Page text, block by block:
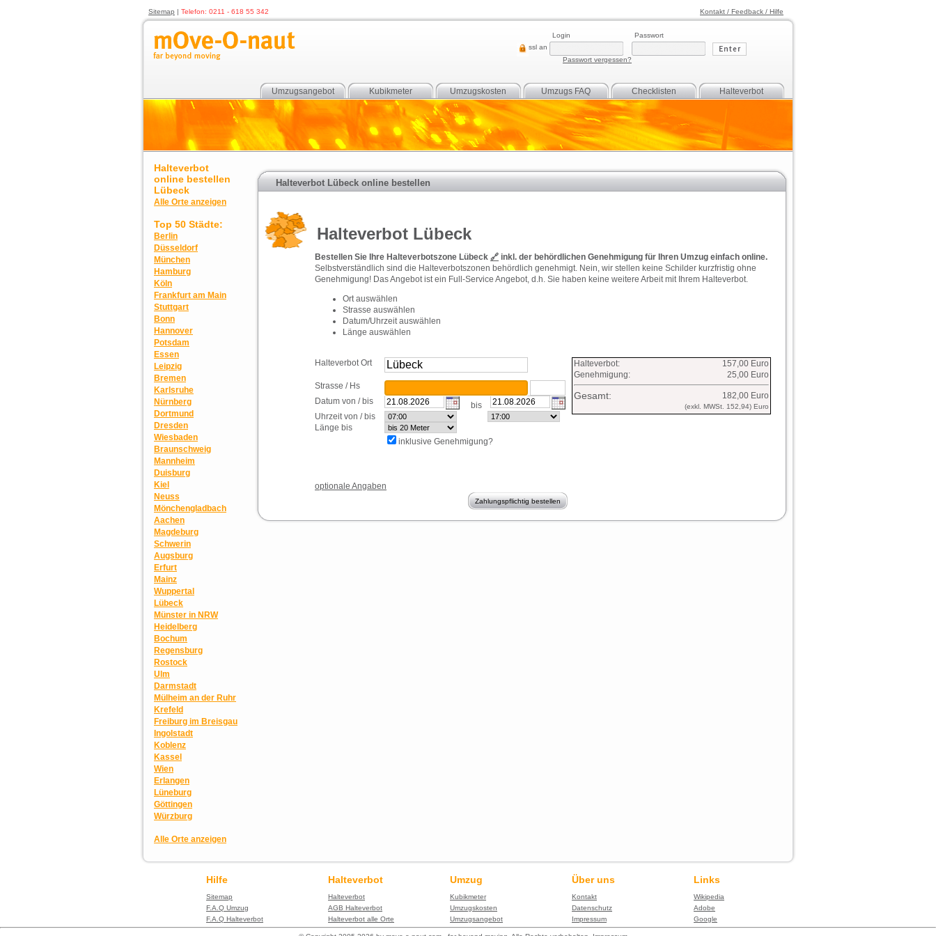
Sitemap | Telefon: 0211 - 618 55 342 Kontakt / Feedback / Hilfe
ssl an
Login Passwort
Passwort vergessen?
Halteverbot
Checklisten
Umzugs FAQ
Umzugskosten
Kubikmeter
Umzugsangebot
Halteverbot
online bestellen
Lübeck
Alle Orte anzeigen
Top 50 Städte:
Berlin
Düsseldorf
München
Hamburg
Köln
Frankfurt am Main
Stuttgart
Bonn
Hannover
Potsdam
Essen
Leipzig
Bremen
Karlsruhe
Nürnberg
Dortmund
Dresden
Wiesbaden
Braunschweig
Mannheim
Duisburg
Kiel
Neuss
Mönchengladbach
Aachen
Magdeburg
Schwerin
Augsburg
Erfurt
Mainz
Wuppertal
Lübeck
Münster in NRW
Heidelberg
Bochum
Regensburg
Rostock
Ulm
Darmstadt
Mülheim an der Ruhr
Krefeld
Freiburg im Breisgau
Ingolstadt
Koblenz
Kassel
Wien
Erlangen
Lüneburg
Göttingen
Würzburg
Alle Orte anzeigen
Halteverbot Lübeck online bestellen
Halteverbot Lübeck
Bestellen Sie Ihre Halteverbotszone Lübeck 🔗 inkl. der behördlichen Genehmigung für Ihren Umzug einfach online.
Selbstverständlich sind die Halteverbotszonen behördlich genehmigt. Nein, wir stellen keine Schilder kurzfristig ohne
Genehmigung! Das Angebot ist ein Full-Service Angebot, d.h. Sie haben keine weitere Arbeit mit Ihrem Halteverbot.
Ort auswählen
Strasse auswählen
Datum/Uhrzeit auswählen
Länge auswählen
Halteverbot Ort Halteverbot:
157,00 Euro
Genehmigung:
25,00 Euro
Gesamt: 182,00 Euro
(exkl. MWSt. 152,94) Euro
Strasse / Hs
Datum von / bis
bis
Uhrzeit von / bis
Länge bis
inklusive Genehmigung?
optionale Angaben
Hilfe
Sitemap
F.A.Q Umzug
F.A.Q Halteverbot
Halteverbot
Halteverbot
AGB Halteverbot
Halteverbot alle Orte
Umzug
Kubikmeter
Umzugskosten
Umzugsangebot
Über uns
Kontakt
Datenschutz
Impressum
Links
Wikipedia
Adobe
Google